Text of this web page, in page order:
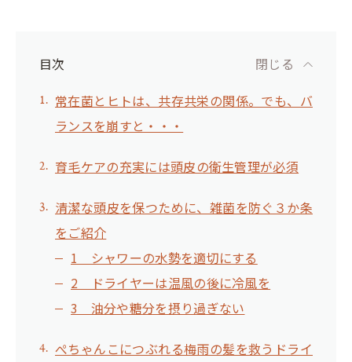
目次
常在菌とヒトは、共存共栄の関係。でも、バ
ランスを崩すと・・・
育毛ケアの充実には頭皮の衛生管理が必須
清潔な頭皮を保つために、雑菌を防ぐ３か条
をご紹介
1 シャワーの水勢を適切にする
2 ドライヤーは温風の後に冷風を
3 油分や糖分を摂り過ぎない
ぺちゃんこにつぶれる梅雨の髪を救うドライ
閉じる